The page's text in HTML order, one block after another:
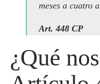
meses a cuatro
Art. 448 CP
¿Qué